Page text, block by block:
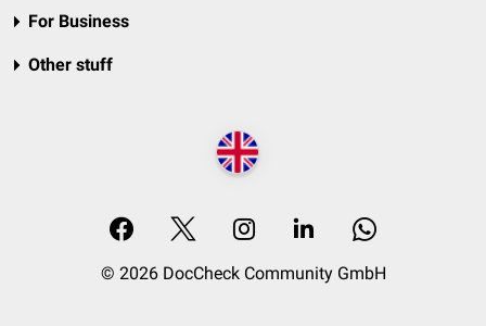
For Business
Other stuff
© 2026 DocCheck Community GmbH